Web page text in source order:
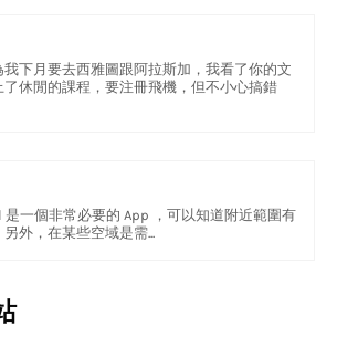
我下月要去西雅圖跟阿拉斯加，我看了你的文
了休閒的課程，要注冊飛機，但不小心搞錯
是一個非常必要的 App ，可以知道附近範圍有
外，在某些空域是需...